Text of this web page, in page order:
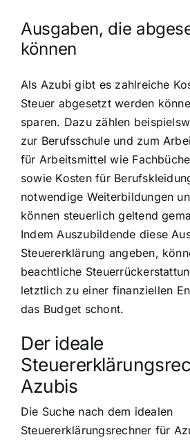
Ausgaben, die
können
Als Azubi gibt es zahlreiche
Steuer abgesetzt werden
sparen. Dazu zählen
zur Berufsschule und zum
für Arbeitsmittel wie
sowie Kosten für
notwendige Weiterbildungen
können steuerlich geltend
Indem Auszubildende diese
Steuererklärung angeben,
beachtliche
letztlich zu einer finanziellen
das Budget schont.
Der ideale
Azubis
Die Suche nach dem idealen
Steuererklärungsrechner für